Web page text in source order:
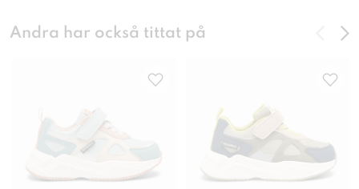
Andra har också tittat på